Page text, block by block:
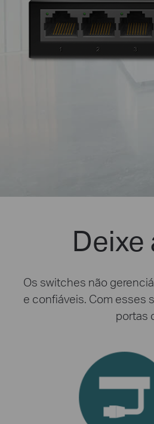
Deixe
Os switches não
e confiáveis. Com esses
portas